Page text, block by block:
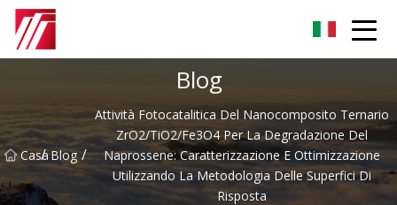
Blog
Casa
/ Blog /
Attività Fotocatalitica Del Nanocomposito Ternario
ZrO2/TiO2/Fe3O4 Per La Degradazione Del
Naprossene: Caratterizzazione E Ottimizzazione
Utilizzando La Metodologia Delle Superfici Di
Risposta